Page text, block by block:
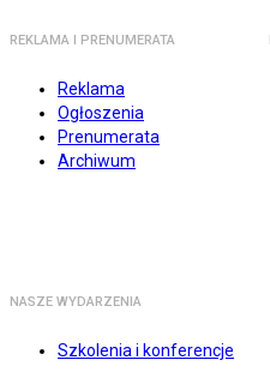
REKLAMA I PRENUMERATA
Reklama
Ogłoszenia
Prenumerata
Archiwum
NASZE WYDARZENIA
Szkolenia i konferencje